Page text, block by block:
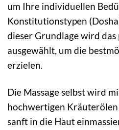
um Ihre individuellen
Konstitutionstypen
dieser Grundlage wird das
ausgewählt, um die
erzielen.
Die Massage selbst wird
hochwertigen
sanft in die Haut